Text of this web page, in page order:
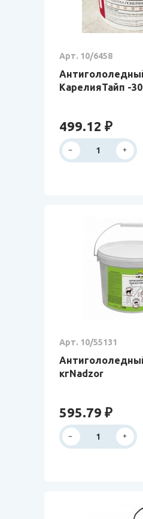
Арт. 10/6458
КарелияТайп -
499.12 ₽
Арт. 10/55131
кгNadzor
595.79 ₽